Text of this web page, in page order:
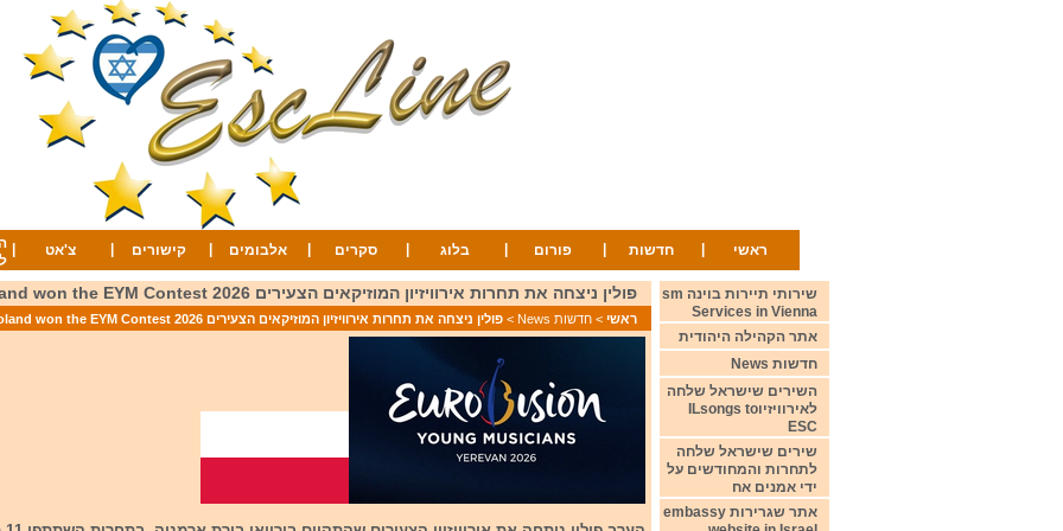
ראשי חדשות פורום בלוג סקרים אלבומים קישורים צ'אט
פולין ניצחה את תחרות אירוויזיון המוזיקאים הצעירים 2026 Poland won the EYM Contest
ראשי > חדשות News > פולין ניצחה את תחרות אירוויזיון המוזיקאים הצעירים 2026 Poland won the EYM Contest
שירותי תיירות בוינה sm
Services in Vienna
אתר הקהילה היהודית
חדשות News
השירים שישראל שלחה
לאירוויזיוILsongs to
ESC
שירים שישראל שלחה
לתחרות והמחודשים על
ידי אמנים אח
אתר שגרירות embassy